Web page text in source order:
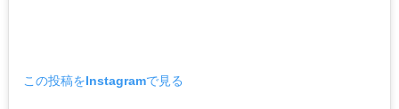
この投稿をInstagramで見る